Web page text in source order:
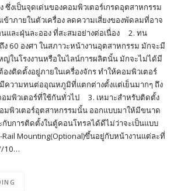
ซึ่งเป็นจุดเด่นของคอมพิวเตอร์เกรดอุตสาหกรรม
ข้าภายในตัวเครื่อง ลดความเสี่ยงของพัดลมที่อาจ
นและฝุ่นละออง ที่สะสมอย่างต่อเนื่อง 2. ทน
60 องศา ในสภาวะหน้างานอุตสาหกรรม มักจะมี
ญ่ในโรงงานหรือในไลน์การผลิตนั้น มักจะไม่ได้มี
งติดตั้งอยู่ภายในเครื่องจักร ทำให้คอมพิวเตอร์
มีความทนต่ออุณหภูมิที่แตกต่างตั้งแต่เย็นมากๆ ถึง
มพิวเตอร์ที่ใช้กันทั่วไป 3. เหมาะสำหรับติดตั้ง
มพิวเตอร์อุตสาหกรรมนั้น ออกแบบมาให้มีขนาด
กับการติดตั้งในตู้คอนโทรลได้ดีไม่ว่าจะเป็นแบบ
Rail Mounting(Optional)ขึ้นอยู่กับหน้างานแต่ละที่
10…